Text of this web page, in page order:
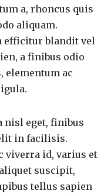
a, rhoncus quis
aliquam.
efficitur blandit vel
a finibus odio
elementum ac
nisl eget, finibus
in facilisis.
viverra id, varius et
suscipit,
tellus sapien